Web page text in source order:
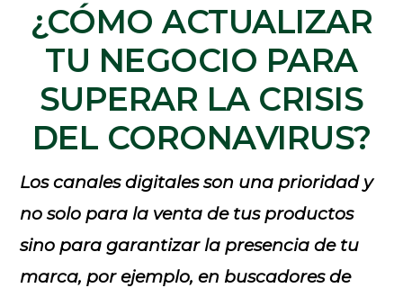
¿CÓMO ACTUALIZAR
TU NEGOCIO PARA
SUPERAR LA CRISIS
DEL CORONAVIRUS?
Los canales digitales son una prioridad y
no solo para la venta de tus productos
sino para garantizar la presencia de tu
marca, por ejemplo, en buscadores de